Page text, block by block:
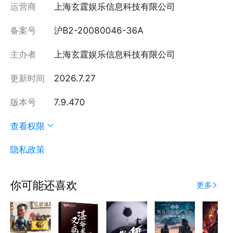
运营商 上海玄霆娱乐信息科技有限公司
备案号 沪B2-20080046-36A
主办者 上海玄霆娱乐信息科技有限公司
更新时间 2026.7.27
版本号 7.9.470
查看权限
隐私政策
你可能还喜欢 更多